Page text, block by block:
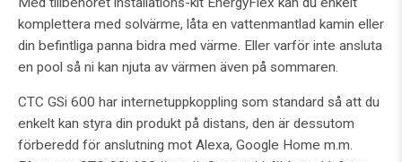
komplettera med solvärme, låta en vattenmantlad kamin eller
din befintliga panna bidra med värme. Eller varför inte ansluta
en pool så ni kan njuta av värmen även på sommaren.
CTC GSi 600 har internetuppkoppling som standard så att du
enkelt kan styra din produkt på distans, den är dessutom
förberedd för anslutning mot Alexa, Google Home m.m.